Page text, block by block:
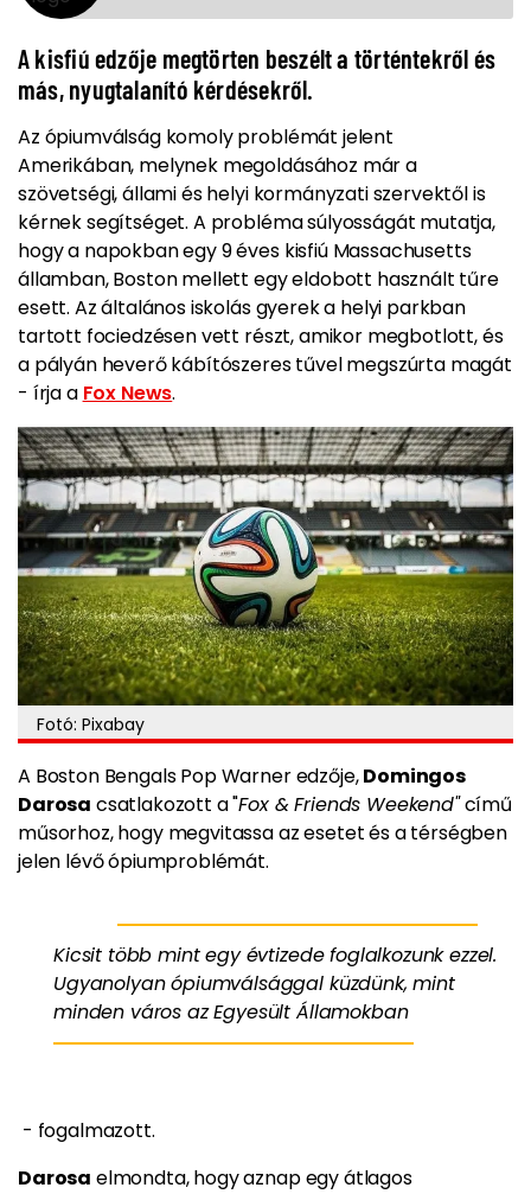
A kisfiú edzője megtörten beszélt a történtekről és
más, nyugtalanító kérdésekről.
Az ópiumválság komoly problémát jelent
Amerikában, melynek megoldásához már a
szövetségi, állami és helyi kormányzati szervektől is
kérnek segítséget. A probléma súlyosságát mutatja,
hogy a napokban egy 9 éves kisfiú Massachusetts
államban, Boston mellett egy eldobott használt tűre
esett. Az általános iskolás gyerek a helyi parkban
tartott fociedzésen vett részt, amikor megbotlott, és
a pályán heverő kábítószeres tűvel megszúrta magát
- írja a Fox News.
Fotó: Pixabay
A Boston Bengals Pop Warner edzője,Domingos
Darosa csatlakozott a "Fox & Friends Weekend"című
műsorhoz, hogy megvitassa az esetet és a térségben
jelen lévő ópiumproblémát.
Kicsit több mint egy évtizede foglalkozunk ezzel.
Ugyanolyan ópiumválsággal küzdünk, mint
minden város az Egyesült Államokban
- fogalmazott.
Darosa elmondta, hogy aznap egy átlagos